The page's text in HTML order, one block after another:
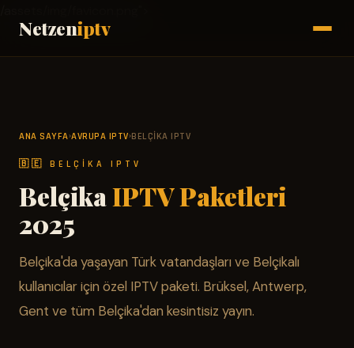
Netzeniptv
ANA SAYFA›AVRUPA IPTV›BELÇIKA IPTV
🇧🇪 BELÇIKA IPTV
BelçikaIPTV Paketleri
2025
Belçika'da yaşayan Türk vatandaşları ve Belçikalı
kullanıcılar için özel IPTV paketi. Brüksel, Antwerp,
Gent ve tüm Belçika'dan kesintisiz yayın.